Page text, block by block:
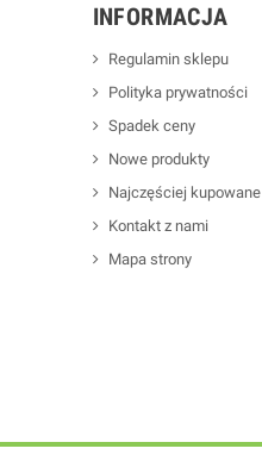
INFORMACJA
Regulamin sklepu
Polityka prywatności
Spadek ceny
Nowe produkty
Najczęściej kupowane
Kontakt z nami
Mapa strony